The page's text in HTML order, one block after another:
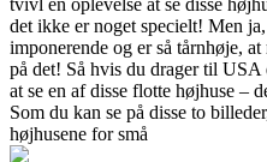
tvivl en oplevelse at se disse
det ikke er noget specielt! Men
imponerende og er så tårnhøje,
på det! Så hvis du drager til
at se en af disse flotte højhuse –
Som du kan se på disse to
højhusene for små